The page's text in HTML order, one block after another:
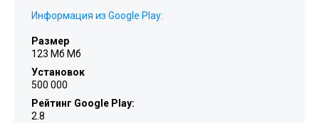
Информация из Google Play:
Размер
123 Мб Мб
Установок
500 000
Рейтинг Google Play:
2.8